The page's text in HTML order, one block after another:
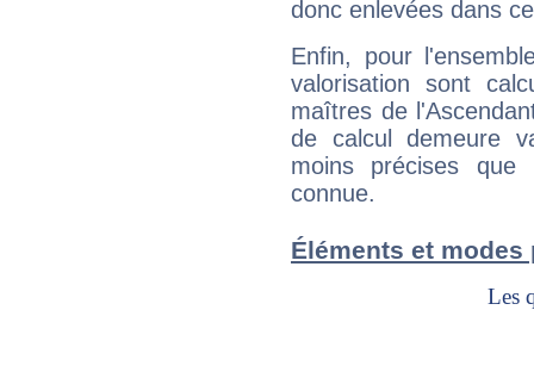
donc enlevées dans
Enfin, pour
valorisation sont
maîtres de
de calcul demeure
moins précises que
connue.
Éléments et